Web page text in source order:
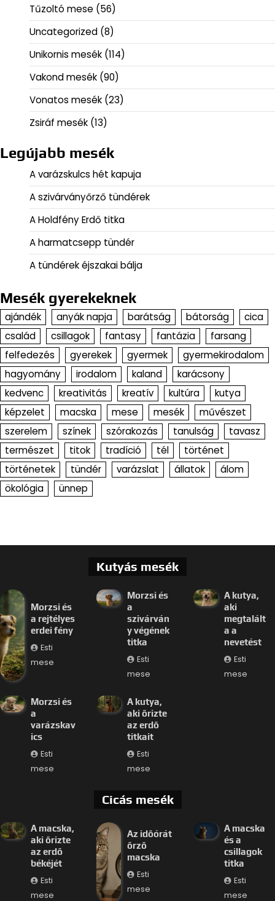
Tűzoltó mese (56)
Uncategorized (8)
Unikornis mesék (114)
Vakond mesék (90)
Vonatos mesék (23)
Zsiráf mesék (13)
Legújabb mesék
A varázskulcs hét kapuja
A szivárványőrző tündérek
A Holdfény Erdő titka
A harmatcsepp tündér
A tündérek éjszakai bálja
Mesék gyerekeknek
ajándék anyák napja barátság bátorság
cica
család
csillagok fantasy fantázia
farsang
felfedezés
gyerekek gyermek
gyermekirodalom
hagyomány
irodalom kaland
karácsony
kedvenc
kreativitás kreatív kultúra
kutya
képzelet
macska mese mesék
művészet
szerelem
színek szórakozás tanulság
tavasz
természet
titok tradíció tél
történet
történetek
tündér varázslat állatok
álom
ökológia
ünnep
Kutyás mesék
Morzsi és
a rejtélyes
erdei fény
Esti
mese
Morzsi és
a
szivárván
y végének
titka
Esti
mese
A kutya,
aki
megtalált
a a
nevetést
Esti
mese
Morzsi és
a
varázskav
ics
Esti
mese
A kutya,
aki őrizte
az erdő
titkait
Esti
mese
Cicás mesék
A macska,
aki őrizte
az erdő
békéjét
Esti
mese
Az időórát
őrző
macska
Esti
mese
A macska
és a
csillagok
titka
Esti
mese